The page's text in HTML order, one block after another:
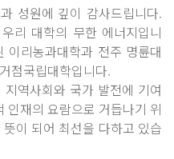
성원에 깊이 감사드립니다.
리 대학의 무한 에너지입니
리농과대학과 전주 명륜대
점국립대학입니다.
역사회와 국가 발전에 기여
인재의 요람으로 거듭나기 위
이 되어 최선을 다하고 있습